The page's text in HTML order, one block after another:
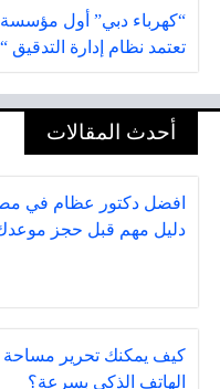
“كهرباء دبي” أول مؤسسة
تعتمد نظام إدارة التدقيق
أحدث المقالات
افضل دكتور عظام في
دليل مهم قبل حجز
كيف يمكنك تحرير مساحة
الهاتف الذكي بسرعة؟